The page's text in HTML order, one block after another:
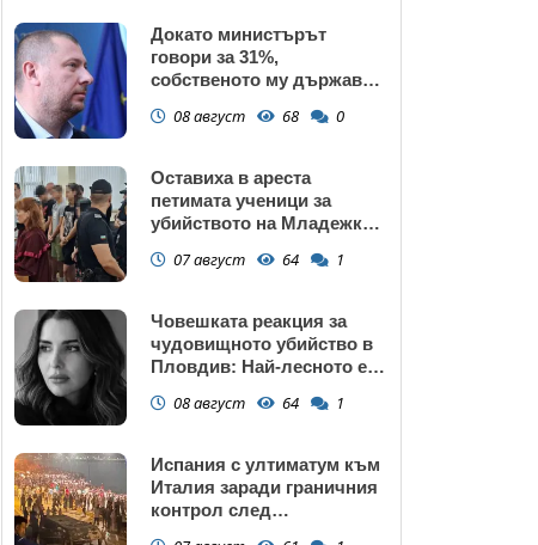
Докато министърът
говори за 31%,
собственото му държавно
крадецът вика дръжте
08 август 68 0
Оставиха в ареста
петимата ученици за
убийството на Младежкия
час, гаврили се с него и го
07 август 64 1
Човешката реакция за
чудовищното убийство в
Пловдив: Най-лесното е
и да си кажем "Това са
никога"
08 август 64 1
Испания с ултиматум към
Италия заради граничния
контрол след